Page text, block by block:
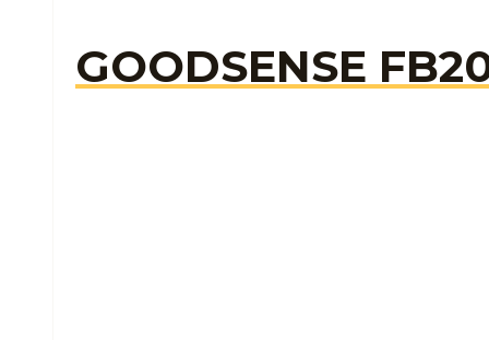
GOODSENSE